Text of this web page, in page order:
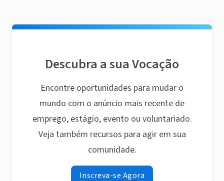
Descubra a sua Vocação
Encontre oportunidades para mudar o
mundo com o anúncio mais recente de
emprego, estágio, evento ou voluntariado.
Veja também recursos para agir em sua
comunidade.
Inscreva-se Agora